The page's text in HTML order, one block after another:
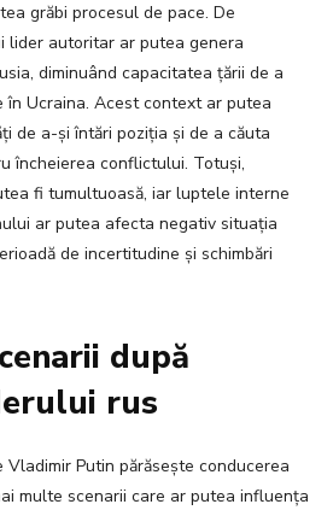
grăbi procesul de pace. De
lider autoritar ar putea genera
diminuând capacitatea țării de a
Ucraina. Acest context ar putea
de a-și întări poziția și de a căuta
încheierea conflictului. Totuși,
fi tumultuoasă, iar luptele interne
ar putea afecta negativ situația
de incertitudine și schimbări
după
rus
Putin părăsește conducerea
multe scenarii care ar putea influența